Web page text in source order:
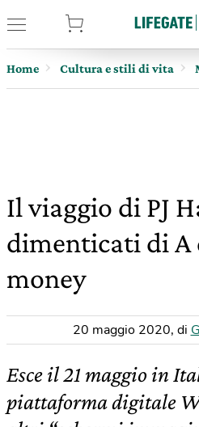
Home Cultura e stili di vita
Il viaggio di PJ
dimenticati di A
money
20 maggio 2020, di
Esce il 21 maggio in
piattaforma digitale